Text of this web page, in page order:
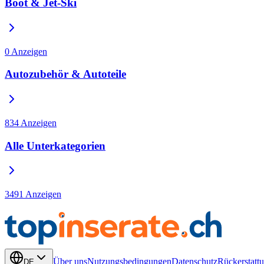
Boot & Jet-Ski
0 Anzeigen
Autozubehör & Autoteile
834 Anzeigen
Alle Unterkategorien
3491 Anzeigen
DE Über unsNutzungsbedingungenDatenschutz